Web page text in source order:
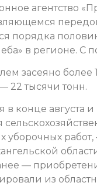
агентство
порядка
в регионе. С
засеяно более
22 тысячи тонн.
в конце августа
работ,
—
из